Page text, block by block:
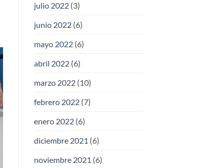
julio 2022(3)
junio 2022(6)
mayo 2022(6)
abril 2022(6)
marzo 2022(10)
febrero 2022(7)
enero 2022(6)
diciembre 2021 (6)
noviembre 2021 (6)